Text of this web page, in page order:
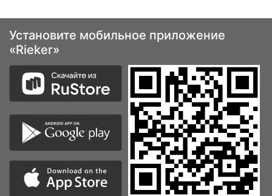
Установите мобильное приложение
«Rieker»